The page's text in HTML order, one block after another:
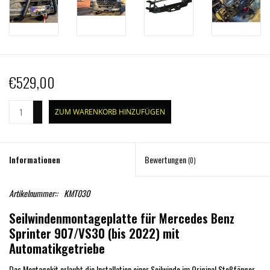
€529,00
ZUM WARENKORB HINZUFÜGEN
Informationen Bewertungen(0)
Artikelnummer:: KMT030
Seilwindenmontageplatte für Mercedes Benz
Sprinter 907/VS30 (bis 2022) mit
Automatikgetriebe